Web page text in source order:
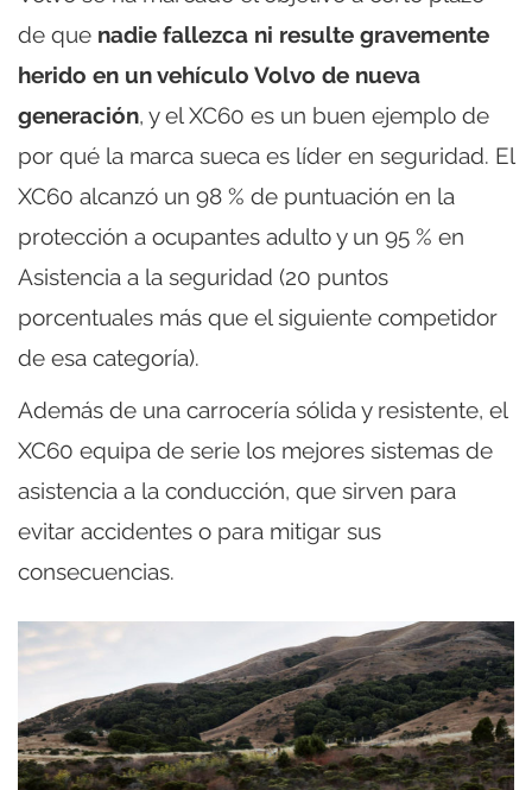
de que nadie fallezca ni resulte gravemente
herido en un vehículo Volvo de nueva
generación, y el XC60 es un buen ejemplo de
por qué la marca sueca es líder en seguridad. El
XC60 alcanzó un 98 % de puntuación en la
protección a ocupantes adulto y un 95 % en
Asistencia a la seguridad (20 puntos
porcentuales más que el siguiente competidor
de esa categoría).
Además de una carrocería sólida y resistente, el
XC60 equipa de serie los mejores sistemas de
asistencia a la conducción, que sirven para
evitar accidentes o para mitigar sus
consecuencias.